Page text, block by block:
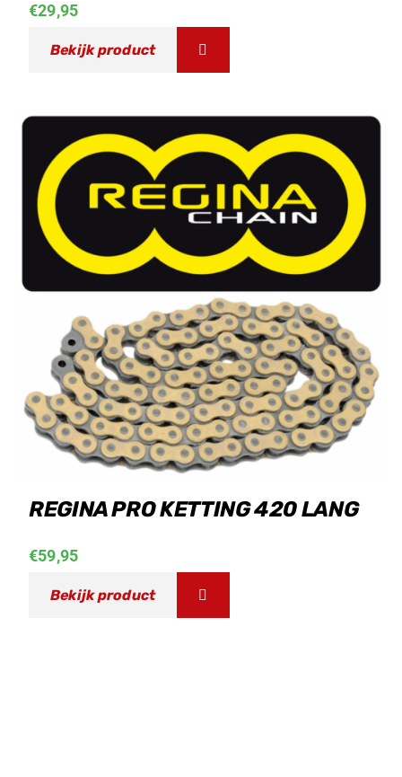
€29,95
Bekijk product
REGINA PRO KETTING 420 LANG
€59,95
Bekijk product